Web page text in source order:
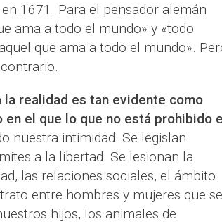
1671. Para el pensador alemán
ama a todo el mundo» y «todo
que ama a todo el mundo».
la realidad es tan evidente como
el que lo que no está prohibido
nuestra intimidad. Se legislan
a la libertad. Se lesionan la
las relaciones sociales, el ámbito
entre hombres y mujeres que se
hijos, los animales de